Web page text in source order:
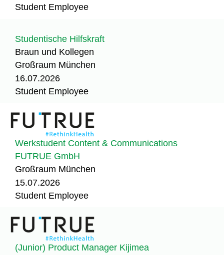
Student Employee
Studentische Hilfskraft
Braun und Kollegen
Großraum München
16.07.2026
Student Employee
Werkstudent Content & Communications
FUTRUE GmbH
Großraum München
15.07.2026
Student Employee
(Junior) Product Manager Kijimea